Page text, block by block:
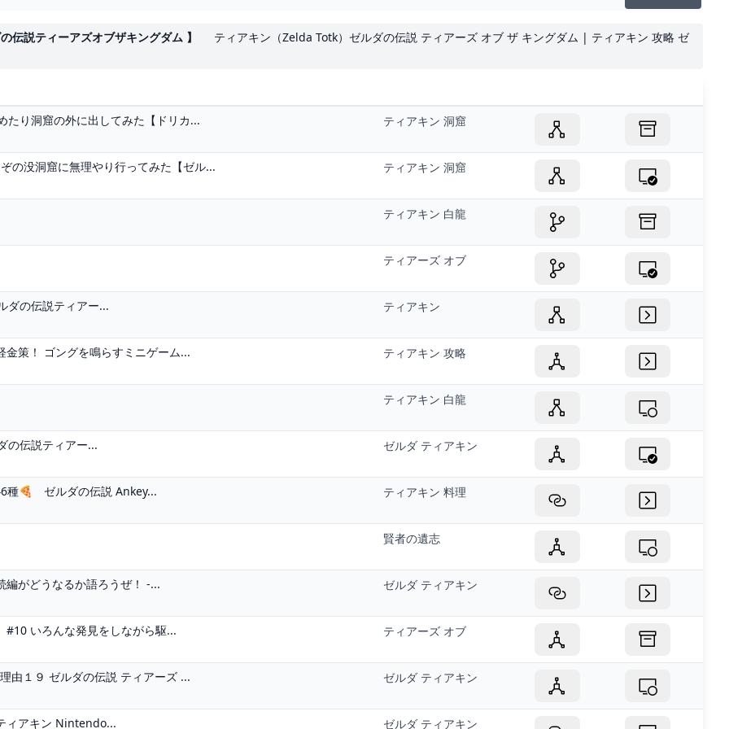
伝説ティーアズオブザキングダム 】 ティアキン（Zelda Totk）ゼルダの伝説 ティアーズ オブ ザ キングダム | ティアキン 攻略 ゼ
たり洞窟の外に出してみた【ドリカ... ティアキン 洞窟
の没洞窟に無理やり行ってみた【ゼル... ティアキン 洞窟
ティアキン 白龍
ティアーズ オブ
ダの伝説ティアー... ティアキン
策！ ゴングを鳴らすミニゲーム... ティアキン 攻略
ティアキン 白龍
の伝説ティアー... ゼルダ ティアキン
種🍕 ゼルダの伝説 Ankey... ティアキン 料理
賢者の遺志
編がどうなるか語ろうぜ！ -... ゼルダ ティアキン
#10 いろんな発見をしながら駆... ティアーズ オブ
由１９ ゼルダの伝説 ティアーズ ... ゼルダ ティアキン
アキン Nintendo... ゼルダ ティアキン